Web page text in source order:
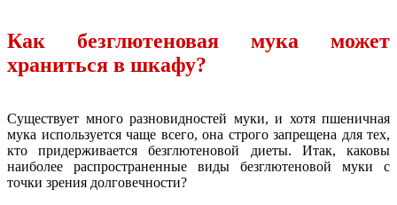
Как безглютеновая мука может
храниться в шкафу?
Существует много разновидностей муки, и хотя пшеничная
мука используется чаще всего, она строго запрещена для тех,
кто придерживается безглютеновой диеты. Итак, каковы
наиболее распространенные виды безглютеновой муки с
точки зрения долговечности?